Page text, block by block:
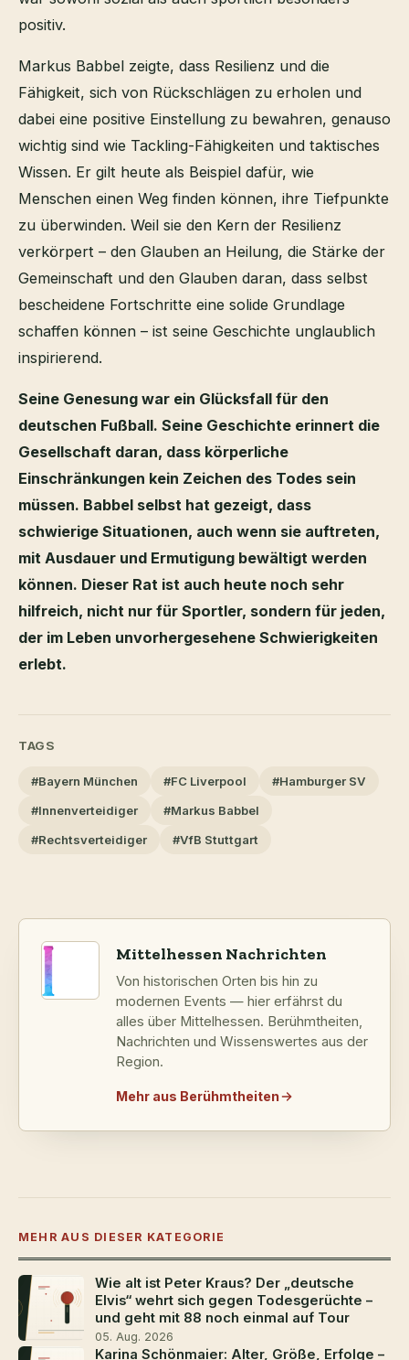
positiv.
Markus Babbel zeigte, dass Resilienz und die
Fähigkeit, sich von Rückschlägen zu erholen und
dabei eine positive Einstellung zu bewahren, genauso
wichtig sind wie Tackling-Fähigkeiten und taktisches
Wissen. Er gilt heute als Beispiel dafür, wie
Menschen einen Weg finden können, ihre Tiefpunkte
zu überwinden. Weil sie den Kern der Resilienz
verkörpert – den Glauben an Heilung, die Stärke der
Gemeinschaft und den Glauben daran, dass selbst
bescheidene Fortschritte eine solide Grundlage
schaffen können – ist seine Geschichte unglaublich
inspirierend.
Seine Genesung war ein Glücksfall für den
deutschen Fußball. Seine Geschichte erinnert die
Gesellschaft daran, dass körperliche
Einschränkungen kein Zeichen des Todes sein
müssen. Babbel selbst hat gezeigt, dass
schwierige Situationen, auch wenn sie auftreten,
mit Ausdauer und Ermutigung bewältigt werden
können. Dieser Rat ist auch heute noch sehr
hilfreich, nicht nur für Sportler, sondern für jeden,
der im Leben unvorhergesehene Schwierigkeiten
erlebt.
TAGS
#Bayern München #FC Liverpool
#Hamburger SV
#Innenverteidiger
#Markus Babbel
#Rechtsverteidiger
#VfB Stuttgart
Mittelhessen Nachrichten
Von historischen Orten bis hin zu
modernen Events — hier erfährst du
alles über Mittelhessen. Berühmtheiten,
Nachrichten und Wissenswertes aus der
Region.
Mehr aus Berühmtheiten
MEHR AUS DIESER KATEGORIE
Wie alt ist Peter Kraus? Der „deutsche
Elvis“ wehrt sich gegen Todesgerüchte –
und geht mit 88 noch einmal auf Tour
05. Aug. 2026
Karina Schönmaier: Alter, Größe, Erfolge –